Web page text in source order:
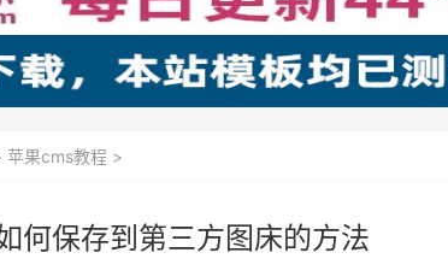
苹果cms教程 >
何保存到第三方图床的方法